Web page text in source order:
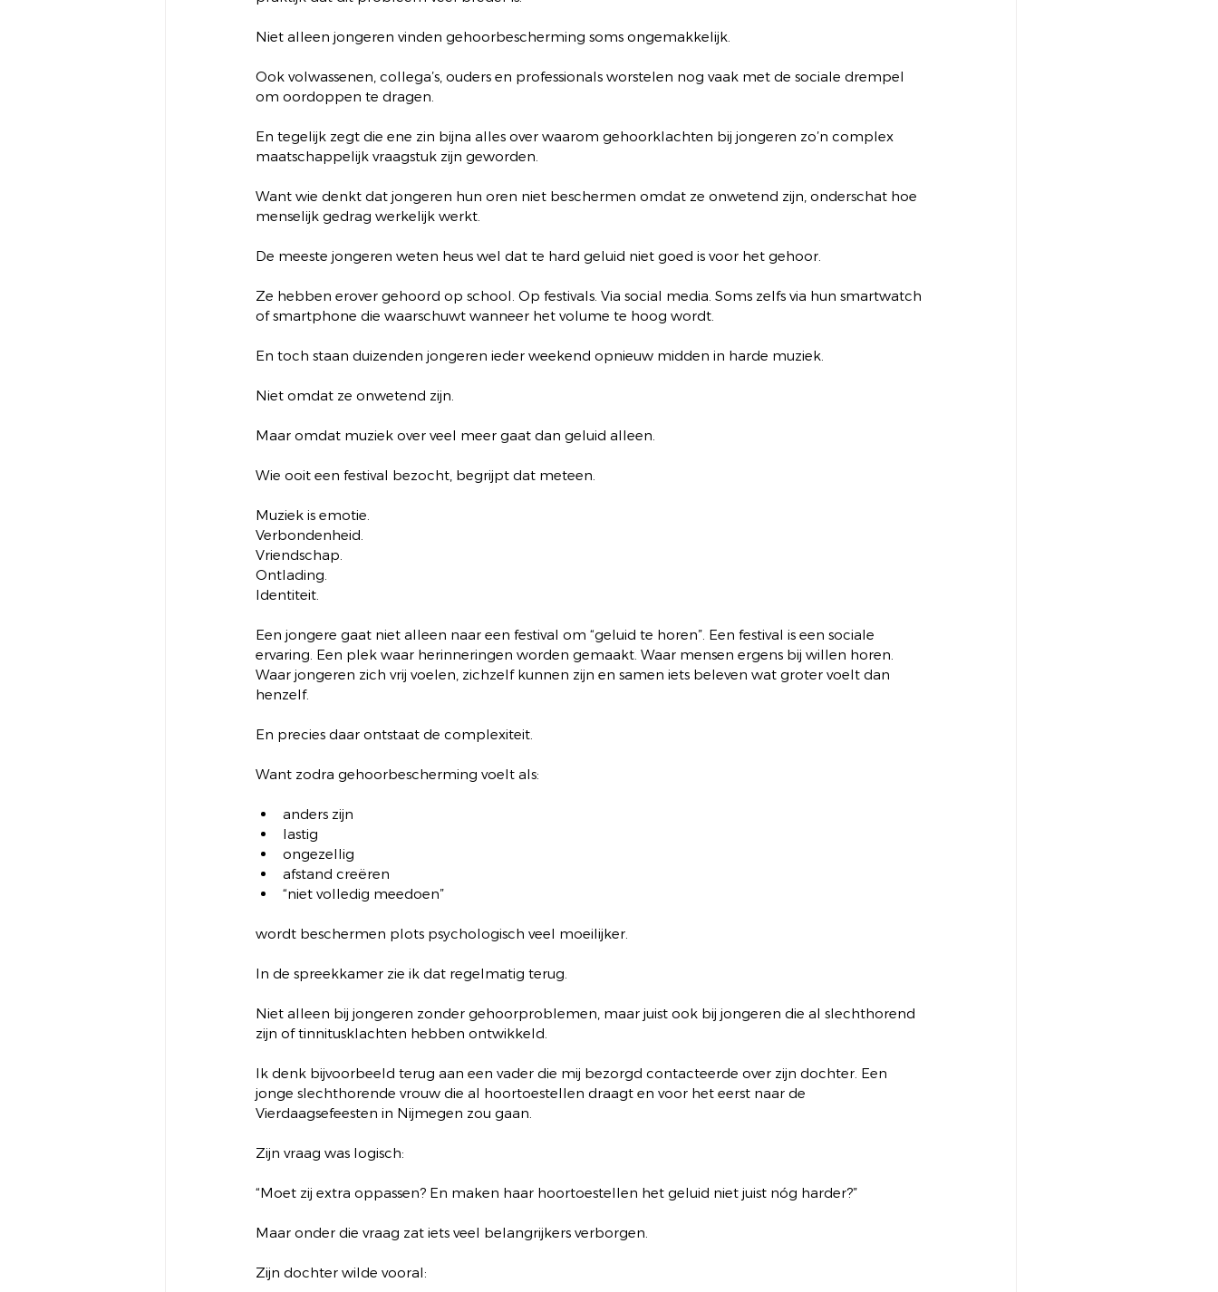
Niet alleen jongeren vinden gehoorbescherming soms ongemakkelijk.
Ook volwassenen, collega’s, ouders en professionals worstelen nog vaak met de sociale drempel
om oordoppen te dragen.
En tegelijk zegt die ene zin bijna alles over waarom gehoorklachten bij jongeren zo’n complex
maatschappelijk vraagstuk zijn geworden.
Want wie denkt dat jongeren hun oren niet beschermen omdat ze onwetend zijn, onderschat hoe
menselijk gedrag werkelijk werkt.
De meeste jongeren weten heus wel dat te hard geluid niet goed is voor het gehoor.
Ze hebben erover gehoord op school. Op festivals. Via social media. Soms zelfs via hun smartwatch
of smartphone die waarschuwt wanneer het volume te hoog wordt.
En toch staan duizenden jongeren ieder weekend opnieuw midden in harde muziek.
Niet omdat ze onwetend zijn.
Maar omdat muziek over veel meer gaat dan geluid alleen.
Wie ooit een festival bezocht, begrijpt dat meteen.
Muziek is emotie.
Verbondenheid.
Vriendschap.
Ontlading.
Identiteit.
Een jongere gaat niet alleen naar een festival om “geluid te horen”. Een festival is een sociale
ervaring. Een plek waar herinneringen worden gemaakt. Waar mensen ergens bij willen horen.
Waar jongeren zich vrij voelen, zichzelf kunnen zijn en samen iets beleven wat groter voelt dan
henzelf.
En precies daar ontstaat de complexiteit.
Want zodra gehoorbescherming voelt als:
anders zijn
lastig
ongezellig
afstand creëren
“niet volledig meedoen”
wordt beschermen plots psychologisch veel moeilijker.
In de spreekkamer zie ik dat regelmatig terug.
Niet alleen bij jongeren zonder gehoorproblemen, maar juist ook bij jongeren die al slechthorend
zijn of tinnitusklachten hebben ontwikkeld.
Ik denk bijvoorbeeld terug aan een vader die mij bezorgd contacteerde over zijn dochter. Een
jonge slechthorende vrouw die al hoortoestellen draagt en voor het eerst naar de
Vierdaagsefeesten in Nijmegen zou gaan.
Zijn vraag was logisch:
“Moet zij extra oppassen? En maken haar hoortoestellen het geluid niet juist nóg harder?”
Maar onder die vraag zat iets veel belangrijkers verborgen.
Zijn dochter wilde vooral: